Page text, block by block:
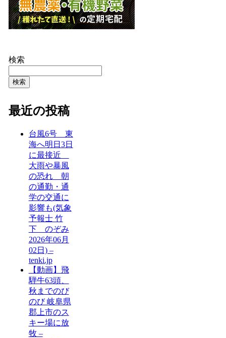
検索
検索
最近の投稿
台風6号 東
海へ明日3日
に最接近
大雨や暴風
の恐れ 朝
の通勤・通
学の交通に
影響も(気象
予報士 竹
下 のぞみ
2026年06月
02日) –
tenki.jp
【動画】飛
騨牛63頭、
秋までのび
のび 岐阜県
郡上市のス
キー場に放
牧 –